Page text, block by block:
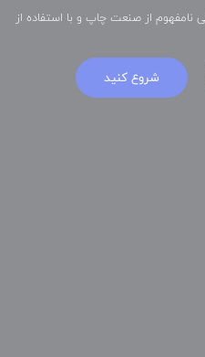
نامفهوم از صنعت چاپ و با استفاده از
شروع کنید